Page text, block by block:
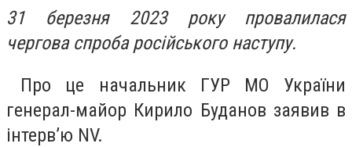
31 березня 2023 року провалилася
чергова спроба російського наступу.
Про це начальник ГУР МО України
генерал-майор Кирило Буданов заявив в
інтерв’ю NV.